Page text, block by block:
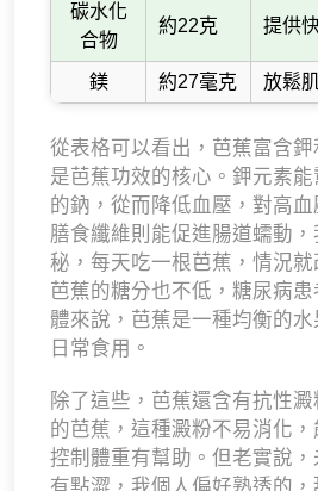
碳水化
合物
約22克 提供
鎂 約27毫克 放鬆
從表格可以看出，芭蕉富含
是芭蕉功效的核心。鉀元素
的鈉，從而降低血壓，對高血
膳食纖維則能促進腸道蠕動
秘，每天吃一根芭蕉，情況就
芭蕉的糖分也不低，糖尿病
體來說，芭蕉是一種均衡的
日常食用。
除了這些，芭蕉還含有抗性
的芭蕉，這種澱粉不易消化
控制體重有幫助。但老實說
有點澀，我個人偏好熟透的